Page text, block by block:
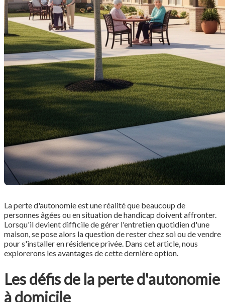
La perte d'autonomie est une réalité que beaucoup de
personnes âgées ou en situation de handicap doivent affronter.
Lorsqu'il devient difficile de gérer l'entretien quotidien d'une
maison, se pose alors la question de rester chez soi ou de vendre
pour s'installer en résidence privée. Dans cet article, nous
explorerons les avantages de cette dernière option.
Les défis de la perte d'autonomie
à domicile